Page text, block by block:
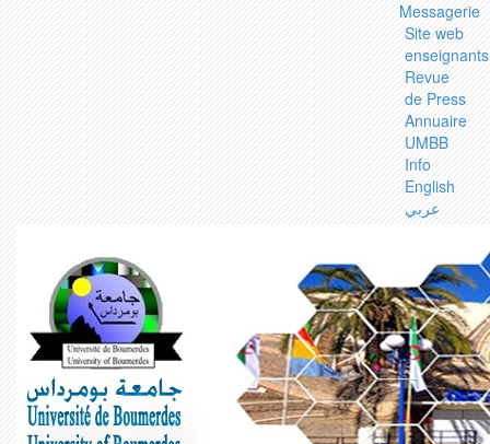
Messagerie
Site web
enseignants
Revue
de Press
Annuaire
UMBB
Info
English
عربي